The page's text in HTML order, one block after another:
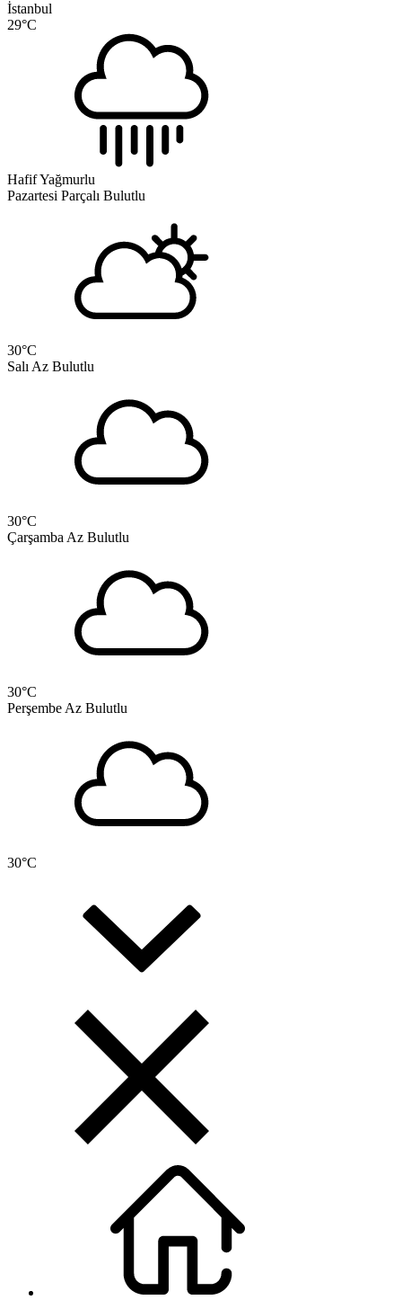
İstanbul
29°C
Hafif Yağmurlu
Pazartesi Parçalı Bulutlu
30°C
Salı Az Bulutlu
30°C
Çarşamba Az Bulutlu
30°C
Perşembe Az Bulutlu
30°C